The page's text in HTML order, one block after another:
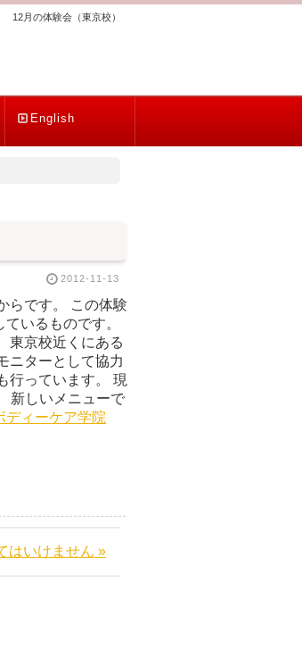
12月の体験会（東京校）
English
2012-11-13
らです。 この体験
いるものです。
東京校近くにある
ニターとして協力
行っています。 現
新しいメニューで
ディーケア学院
はいけません »